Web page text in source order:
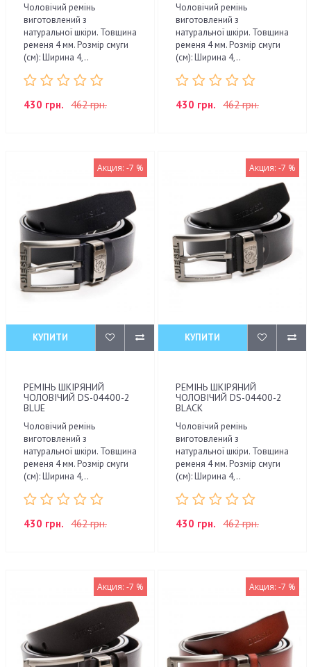
Чоловічий ремінь
виготовлений з
натуральної шкіри. Товщина
ременя 4 мм. Розмір смуги
(см): Ширина 4,..
430 грн. 462 грн.
Чоловічий ремінь
виготовлений з
натуральної шкіри. Товщина
ременя 4 мм. Розмір смуги
(см): Ширина 4,..
430 грн. 462 грн.
Акция: -7 %
КУПИТИ
РЕМІНЬ ШКІРЯНИЙ
ЧОЛОВІЧИЙ DS-04400-2
BLUE
Чоловічий ремінь
виготовлений з
натуральної шкіри. Товщина
ременя 4 мм. Розмір смуги
(см): Ширина 4,..
430 грн. 462 грн.
Акция: -7 %
КУПИТИ
РЕМІНЬ ШКІРЯНИЙ
ЧОЛОВІЧИЙ DS-04400-2
BLACK
Чоловічий ремінь
виготовлений з
натуральної шкіри. Товщина
ременя 4 мм. Розмір смуги
(см): Ширина 4,..
430 грн. 462 грн.
Акция: -7 % Акция: -7 %